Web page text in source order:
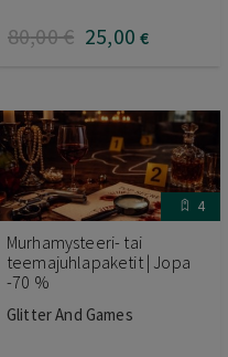
80,00€ 25,00 €
4
Murhamysteeri- tai
teemajuhlapaketit | Jopa
-70 %
Glitter And Games